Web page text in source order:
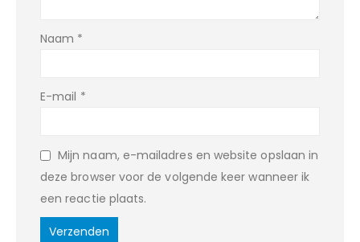
Naam *
E-mail *
Mijn naam, e-mailadres en website opslaan in
deze browser voor de volgende keer wanneer ik
een reactie plaats.